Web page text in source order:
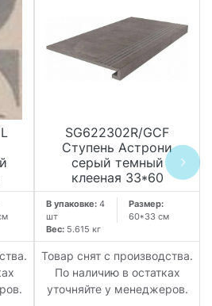
SG622302R/GCF
Ступень Астрони
серый темный
клееная 33*60
В упаковке: 4
шт
Размер:
60*33 см
Вес: 5.615 кг
Товар снят с производства.
По наличию в остатках
уточняйте у менеджеров.